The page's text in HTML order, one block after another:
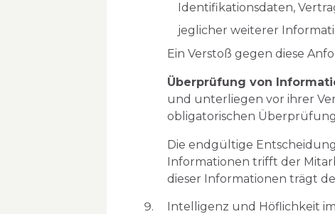
Identifikationsdaten,
jeglicher weiterer
Ein Verstoß gegen diese
Überprüfung von
und unterliegen vor ihrer
obligatorischen
Die endgültige
Informationen trifft der
dieser Informationen trägt
Intelligenz und Höflichkeit